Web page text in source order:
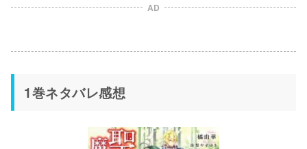
AD
1巻ネタバレ感想